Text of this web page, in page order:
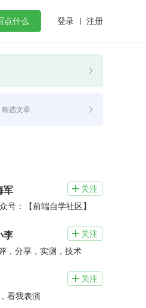
点什么 登录 注册
精选文章
军  关注
号：【前端自学社区】
李  关注
，分享，实测，技术
 关注
看我表演